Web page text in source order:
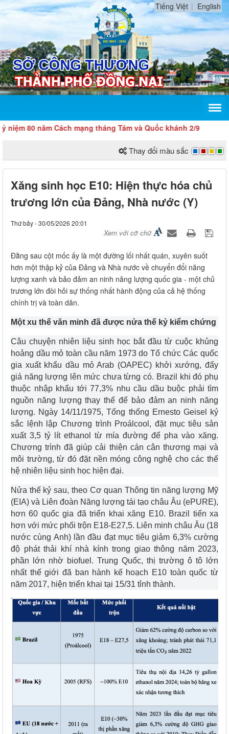
Tiếng Việt English
Cách mạng tháng Tám và Quốc khánh 2/9
Thay đổi màu sắc
Xăng sinh học E10: Hiện thực hóa chủ
trương lớn của Đảng, Nhà nước (Y)
Thứ bảy - 30/05/2026 20:01
Xem với cỡ chữ
Đằng sau cột mốc ấy là một đường lối nhất quán, xuyên suốt
hơn một thập kỷ của Đảng và Nhà nước về chuyển đổi năng
lượng xanh và bảo đảm an ninh năng lượng quốc gia - một chủ
trương lớn đòi hỏi sự thống nhất hành động của cả hệ thống
chính trị và toàn dân.
Một xu thế văn minh đã được nửa thế kỷ kiểm chứng
Câu chuyện nhiên liệu sinh học bắt đầu từ cuộc khủng
hoảng dầu mỏ toàn cầu năm 1973 do Tổ chức Các quốc
gia xuất khẩu dầu mỏ Arab (OAPEC) khởi xướng, đẩy
giá năng lượng lên mức chưa từng có. Brazil khi đó phụ
thuộc nhập khẩu tới 77,3% nhu cầu dầu buộc phải tìm
nguồn năng lượng thay thế để bảo đảm an ninh năng
lượng. Ngày 14/11/1975, Tổng thống Ernesto Geisel ký
sắc lệnh lập Chương trình Proálcool, đặt mục tiêu sản
xuất 3,5 tỷ lít ethanol từ mía đường để pha vào xăng.
Chương trình đã giúp cải thiện cán cân thương mại và
môi trường, từ đó đặt nền móng công nghệ cho các thế
hệ nhiên liệu sinh học hiện đại.
Nửa thế kỷ sau, theo Cơ quan Thông tin năng lượng Mỹ
(EIA) và Liên đoàn Năng lượng tái tạo châu Âu (ePURE),
hơn 60 quốc gia đã triển khai xăng E10. Brazil tiến xa
hơn với mức phối trộn E18-E27,5. Liên minh châu Âu (18
nước cùng Anh) lần đầu đạt mục tiêu giảm 6,3% cường
độ phát thải khí nhà kính trong giao thông năm 2023,
phần lớn nhờ biofuel. Trung Quốc, thị trường ô tô lớn
nhất thế giới đã ban hành kế hoạch E10 toàn quốc từ
năm 2017, hiện triển khai tại 15/31 tỉnh thành.